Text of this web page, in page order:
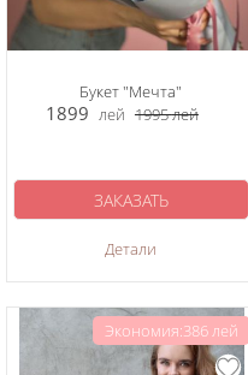
Букет "Мечта"
1899 лей 1995лей
Детали
ЗАКАЗАТЬ
Экономия:386 лей